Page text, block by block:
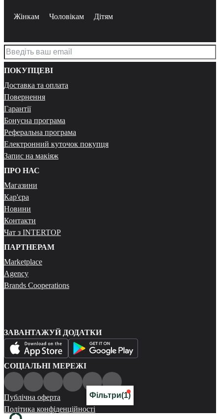
Фільтри(1)
Жінкам Чоловікам Дітям
ПОКУПЦЕВІ
Доставка та оплата
Повернення
Гарантії
Бонусна програма
Реферальна програма
Електронний куточок покупця
Запис на макіяж
ПРО НАС
Магазини
Кар'єра
Новини
Контакти
Чат з INTERTOP
ПАРТНЕРАМ
Marketplace
Agency
Brands Cooperations
ЗАВАНТАЖУЙ ДОДАТКИ
СОЦІАЛЬНІ МЕРЕЖІ
Публічна оферта
Політика конфіденційності